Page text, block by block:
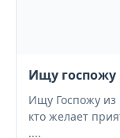
Ищу
Ищу Госпожу
кто желает
....